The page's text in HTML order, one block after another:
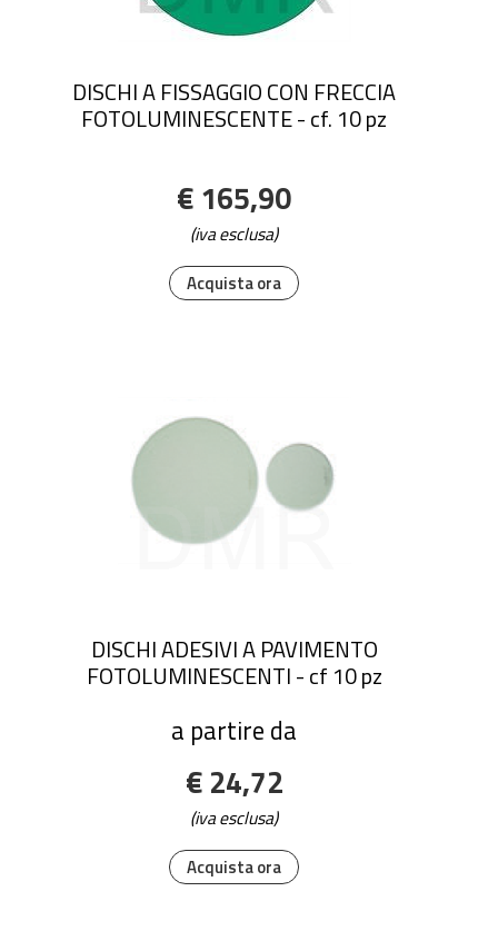
Acquista ora
DISCHI A FISSAGGIO CON FRECCIA
FOTOLUMINESCENTE - cf. 10 pz
€ 165,90
(iva esclusa)
Acquista ora
DISCHI ADESIVI A PAVIMENTO
FOTOLUMINESCENTI - cf 10 pz
a partire da
€ 24,72
(iva esclusa)